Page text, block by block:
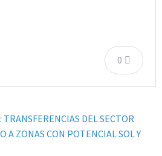
0
DEL SECTOR
A ZONAS CON POTENCIAL SOL Y